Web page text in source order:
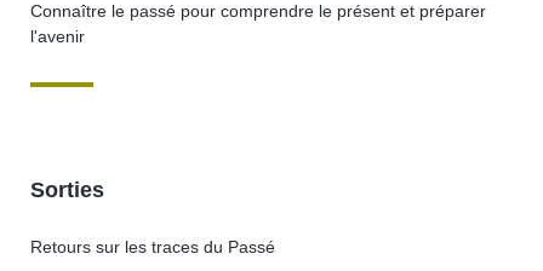
Connaître le passé pour comprendre le présent et préparer
l'avenir
Sorties
Retours sur les traces du Passé